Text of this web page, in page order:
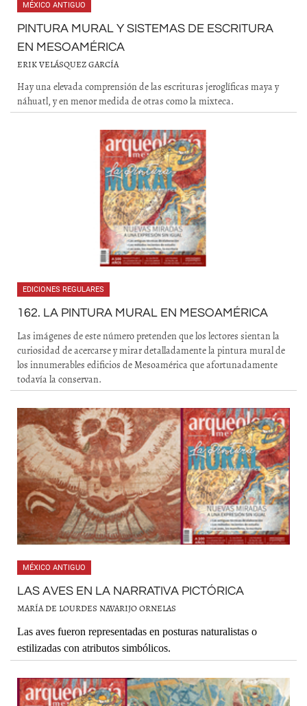
MÉXICO ANTIGUO
PINTURA MURAL Y SISTEMAS DE ESCRITURA
EN MESOAMÉRICA
ERIK VELÁSQUEZ GARCÍA
Hay una elevada comprensión de las escrituras jeroglíficas maya y
náhuatl, y en menor medida de otras como la mixteca.
EDICIONES REGULARES
162. LA PINTURA MURAL EN MESOAMÉRICA
Las imágenes de este número pretenden que los lectores sientan la
curiosidad de acercarse y mirar detalladamente la pintura mural de
los innumerables edificios de Mesoamérica que afortunadamente
todavía la conservan.
MÉXICO ANTIGUO
LAS AVES EN LA NARRATIVA PICTÓRICA
MARÍA DE LOURDES NAVARIJO ORNELAS
Las aves fueron representadas en posturas naturalistas o
estilizadas con atributos simbólicos.